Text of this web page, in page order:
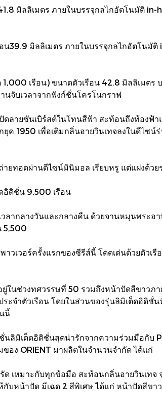
มิลลิเมตร ภายในบรรจุกลไกอัตโนมัติ
39.9 มิลลิเมตร ภายในบรรจุกลไกอัตโนมั
เรือน) ขนาดตัวเรือน 42.8 มิลลิเมตร
นจับเวลาจากฟังก์ชั่นโครโนกราฟ
ายซันเบิร์สต์ในโทนสีฟ้า สะท้อนถึงท้องฟ้า
ค 1950 เพื่อเติมกลิ่นอายวินเทจลงในดีไซน์
ายทอดผ่านดีไซน์มินิมอล เรียบหรู แต่แฝงด้ว
อิดิชั่น 9,500 เรือน
ากลางวันและกลางคืน ด้วยจานหมุนพระ
5,500
เวอร์ครั้งแรกของซีรีส์นี้ โดดเด่นด้วยตัวเ
ช่วงทศวรรษที่ 50 รวมถึงหน้าปัดสีขาวภา
ะจำตัวเรือน โดยในส่วนของรุ่นลิมิเต็ดอิดิ
นี้
นลิมิเต็ดอิดิชั่นสุดน่ารักจากความร่วมมือกับ
อง ORIENT มาผลิตในจำนวนจำกัด ได้แก่
เหมาะกับทุกข้อมือ สะท้อนกลิ่นอายวินเทจ
บหน้าปัด มีเฉด 2 สีพิเศษ ได้แก่ หน้าปัดสีข